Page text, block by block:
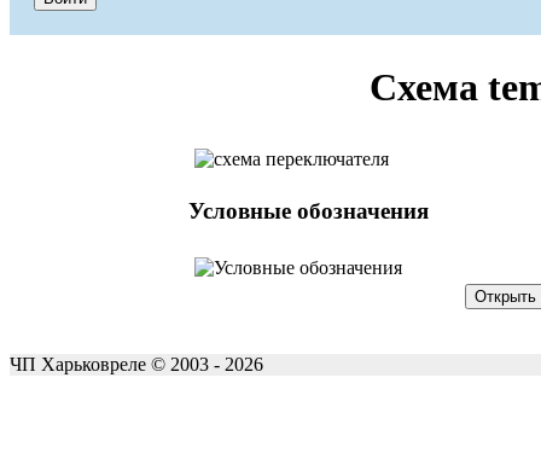
Схема
Условные обозначения
ЧП Харьковреле © 2003 - 2026